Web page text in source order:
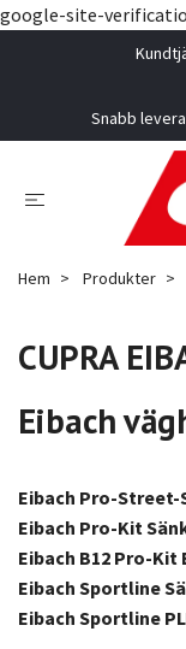
google-site-
Snabb
Hem Produkter
CUPRA
Eibach
Eibach Pro-
Eibach Pro-Kit
Eibach B12 Pro-Kit
Eibach Sportline
Eibach Sportline